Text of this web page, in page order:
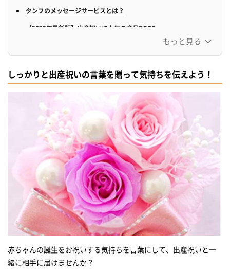
もっと見る
タンプのメッセージサービスとは？
【2022年最新版】出産祝いに人気の商品TOP5
【5位】180点からお子様だけでなく、ママやパパにも
【3位】ライナーノーツ170点以上から選べます！
【2位】肌に触れるものへ優しさを
【友人・同僚へ】大切な友人や同僚に贈ろう♪出産祝いのメッセー
友人・同僚へのメッセージ 文例1
友人・同僚へのメッセージ 文例2
友人・同僚へのメッセージ 文例3
【先輩・上司へ】職場や学校でお世話になっている方への出産祝い
の言葉
先輩・上司へのメッセージ 文例1
先輩・上司へのメッセージ 文例3
しっかりと出産祝いの言葉を贈って気持ちを伝えよう！
赤ちゃんの誕生をお祝いする気持ちを言葉にして、出産祝いと一
緒に相手に届けませんか？